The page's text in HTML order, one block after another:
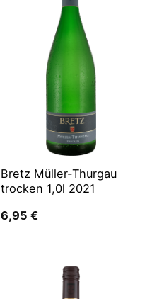
Bretz Müller-Thurgau
trocken 1,0l 2021
6,95 €